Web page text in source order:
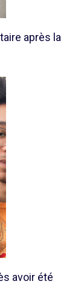
après la
avoir été